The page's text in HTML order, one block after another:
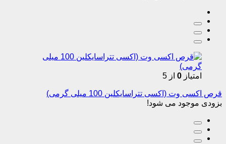
امتیاز 0 از 5
قرص اکسی وت (اکسی تتراسایکلین 100 میلی گرمی)
بزودی موجود می شود!